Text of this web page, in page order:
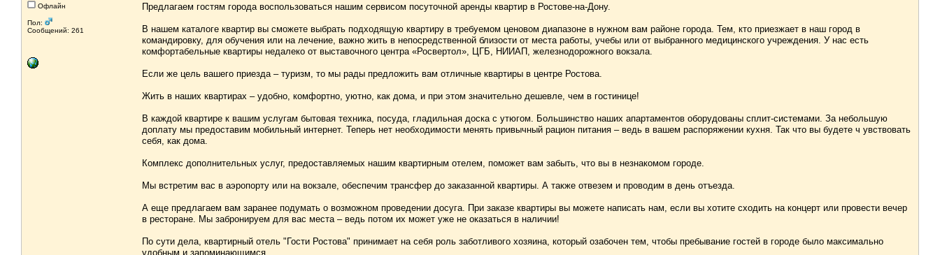
Офлайн
Пол:
Сообщений: 261
Предлагаем гостям города воспользоваться нашим сервисом посуточной аренды квартир в Ростове-на-Дону.
В нашем каталоге квартир вы сможете выбрать подходящую квартиру в требуемом ценовом диапазоне в нужном вам районе города. Тем, кто приезжает в наш город в
командировку, для обучения или на лечение, важно жить в непосредственной близости от места работы, учебы или от выбранного медицинского учреждения. У нас есть
комфортабельные квартиры недалеко от выставочного центра «Росвертол», ЦГБ, НИИАП, железнодорожного вокзала.
Если же цель вашего приезда – туризм, то мы рады предложить вам отличные квартиры в центре Ростова.
Жить в наших квартирах – удобно, комфортно, уютно, как дома, и при этом значительно дешевле, чем в гостинице!
В каждой квартире к вашим услугам бытовая техника, посуда, гладильная доска с утюгом. Большинство наших апартаментов оборудованы сплит-системами. За небольшую
доплату мы предоставим мобильный интернет. Теперь нет необходимости менять привычный рацион питания – ведь в вашем распоряжении кухня. Так что вы будете ч увствовать
себя, как дома.
Комплекс дополнительных услуг, предоставляемых нашим квартирным отелем, поможет вам забыть, что вы в незнакомом городе.
Мы встретим вас в аэропорту или на вокзале, обеспечим трансфер до заказанной квартиры. А также отвезем и проводим в день отъезда.
А еще предлагаем вам заранее подумать о возможном проведении досуга. При заказе квартиры вы можете написать нам, если вы хотите сходить на концерт или провести вечер
в ресторане. Мы забронируем для вас места – ведь потом их может уже не оказаться в наличии!
По сути дела, квартирный отель "Гости Ростова" принимает на себя роль заботливого хозяина, который озабочен тем, чтобы пребывание гостей в городе было максимально
удобным и запоминающимся.